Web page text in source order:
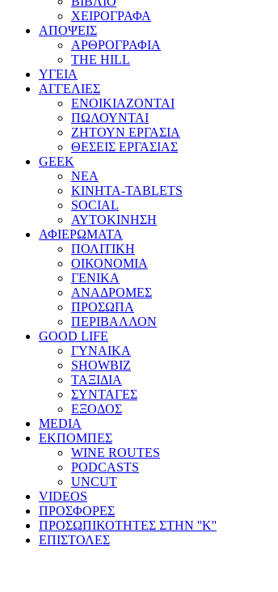
ΧΕΙΡΟΓΡΑΦΑ
ΑΠΟΨΕΙΣ
ΑΡΘΡΟΓΡΑΦΙΑ
THE HILL
ΥΓΕΙΑ
ΑΓΓΕΛΙΕΣ
ΕΝΟΙΚΙΑΖΟΝΤΑΙ
ΠΩΛΟΥΝΤΑΙ
ΖΗΤΟΥΝ ΕΡΓΑΣΙΑ
ΘΕΣΕΙΣ ΕΡΓΑΣΙΑΣ
GEEK
ΝΕΑ
ΚΙΝΗΤΑ-TABLETS
SOCIAL
ΑΥΤΟΚΙΝΗΣΗ
ΑΦΙΕΡΩΜΑΤΑ
ΠΟΛΙΤΙΚΗ
ΟΙΚΟΝΟΜΙΑ
ΓΕΝΙΚΑ
ΑΝΑΔΡΟΜΕΣ
ΠΡΟΣΩΠΑ
ΠΕΡΙΒΑΛΛΟΝ
GOOD LIFE
ΓΥΝΑΙΚΑ
SHOWBIZ
ΤΑΞΙΔΙΑ
ΣΥΝΤΑΓΕΣ
ΕΞΟΔΟΣ
MEDIA
ΕΚΠΟΜΠΕΣ
WINE ROUTES
PODCASTS
UNCUT
VIDEOS
ΠΡΟΣΦΟΡΕΣ
ΠΡΟΣΩΠΙΚΟΤΗΤΕΣ ΣΤΗΝ ''Κ''
ΕΠΙΣΤΟΛΕΣ